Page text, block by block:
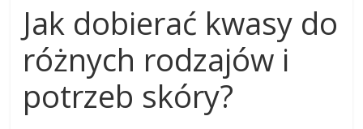
Jak dobierać kwasy do
różnych rodzajów i
potrzeb skóry?